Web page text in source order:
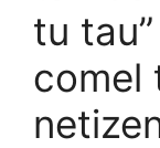
tu
comel